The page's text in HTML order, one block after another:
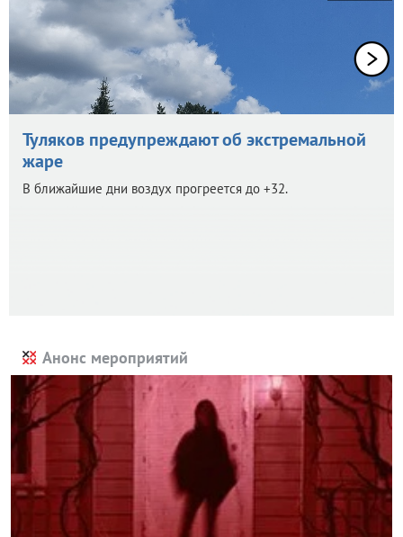
Туляков предупреждают об экстремальной
жаре
В ближайшие дни воздух прогреется до +32.
Анонс мероприятий